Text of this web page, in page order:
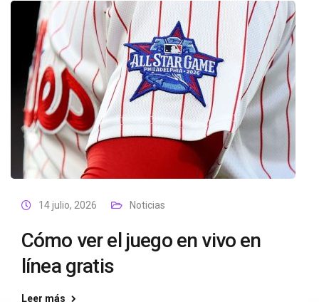
14 julio, 2026 Noticias
Cómo ver el juego en vivo en
línea gratis
Leer más